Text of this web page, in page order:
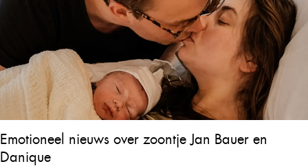
Emotioneel nieuws over zoontje Jan Bauer en
Danique